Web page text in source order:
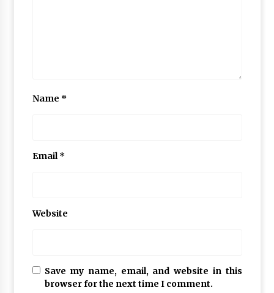
Name *
Email*
Website
Save my name, email, and website in this
browser for the next time I comment.